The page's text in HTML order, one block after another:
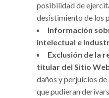
posibilidad de
desistimiento de los
Información
intelectual e
Exclusión de la
titular del Sitio
daños y perjuicios
que pudieran